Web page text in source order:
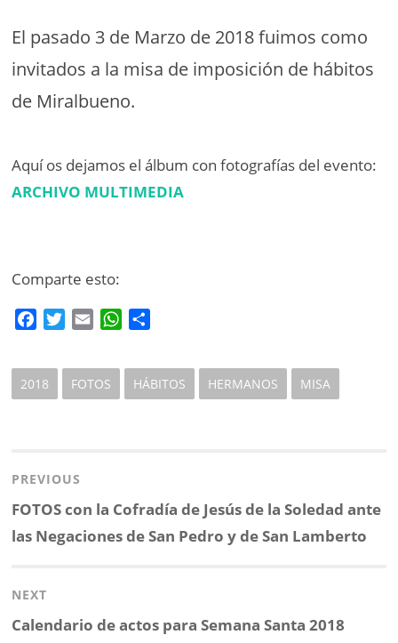
El pasado 3 de Marzo de 2018 fuimos como
invitados a la misa de imposición de hábitos
de Miralbueno.
Aquí os dejamos el álbum con fotografías del evento:
ARCHIVO MULTIMEDIA
Comparte esto:
e
b
t
i
l
W
s
p
a
2018 FOTOS HÁBITOS HERMANOS MISA
de
entradas
PREVIOUS
Previous
post:
FOTOS con la Cofradía de Jesús de la Soledad ante
las Negaciones de San Pedro y de San Lamberto
NEXT
Next
Calendario de actos para Semana Santa 2018